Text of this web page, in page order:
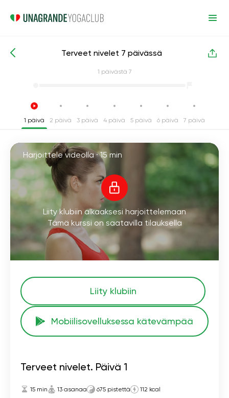
Intensiiviset joogakurssit Nivelet
Terveet nivelet 7 päivässä
1 päivästä 7
1 päivä 2 päivä 3 päivä 4 päivä 5 päivä 6 päivä 7 päivä
Harjoittele videolla ·15 min
Liity klubiin alkaaksesi harjoittelemaan
Tämä kurssi on saatavilla tilauksella
Liity klubiin
Mobiilisovelluksessa kätevämpää
Terveet nivelet. Päivä 1
15 min 13 asanaa 675 pistettä 112 kcal